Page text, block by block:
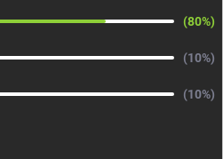
(80%)
(10%)
(10%)